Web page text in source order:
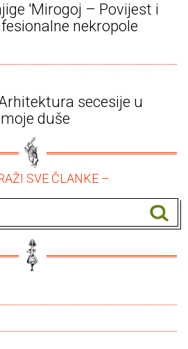
'Mirogoj – Povijest i
nekropole
secesije u
duše
SVE ČLANKE –